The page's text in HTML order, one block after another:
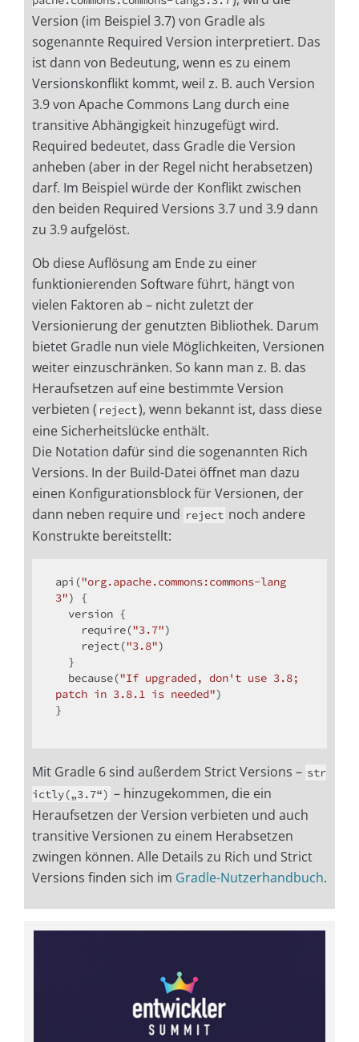
Version (im Beispiel 3.7) von Gradle als
sogenannte Required Version interpretiert. Das
ist dann von Bedeutung, wenn es zu einem
Versionskonflikt kommt, weil z. B. auch Version
3.9 von Apache Commons Lang durch eine
transitive Abhängigkeit hinzugefügt wird.
Required bedeutet, dass Gradle die Version
anheben (aber in der Regel nicht herabsetzen)
darf. Im Beispiel würde der Konflikt zwischen
den beiden Required Versions 3.7 und 3.9 dann
zu 3.9 aufgelöst.
Ob diese Auflösung am Ende zu einer
funktionierenden Software führt, hängt von
vielen Faktoren ab – nicht zuletzt der
Versionierung der genutzten Bibliothek. Darum
bietet Gradle nun viele Möglichkeiten, Versionen
weiter einzuschränken. So kann man z. B. das
Heraufsetzen auf eine bestimmte Version
verbieten ( reject), wenn bekannt ist, dass diese
eine Sicherheitslücke enthält.
Die Notation dafür sind die sogenannten Rich
Versions. In der Build-Datei öffnet man dazu
einen Konfigurationsblock für Versionen, der
dann neben require und reject noch andere
Konstrukte bereitstellt:
api("org.apache.commons:commons-lang
3") {
    require(
"3.7")
    reject(
"3.8")
  because(
"If upgraded, don't use 3.8;
patch in 3.8.1 is needed")
}
Mit Gradle 6 sind außerdem Strict Versions – str
ictly(„3.7“) – hinzugekommen, die ein
Heraufsetzen der Version verbieten und auch
transitive Versionen zu einem Herabsetzen
zwingen können. Alle Details zu Rich und Strict
Versions finden sich im Gradle-Nutzerhandbuch.